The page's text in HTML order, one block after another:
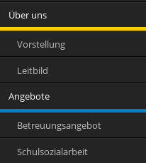
Über uns
Vorstellung
Leitbild
Angebote
Betreuungsangebot
Schulsozialarbeit